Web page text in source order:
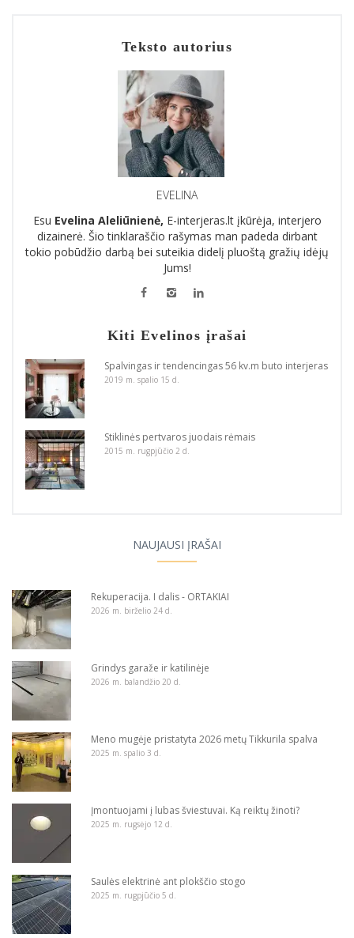
NAUJAUSI ĮRAŠAI
Rekuperacija. I dalis - ORTAKIAI
2026 m. birželio 24 d.
Grindys garaže ir katilinėje
2026 m. balandžio 20 d.
Meno mugėje pristatyta 2026 metų Tikkurila spalva
2025 m. spalio 3 d.
Įmontuojami į lubas šviestuvai. Ką reiktų žinoti?
2025 m. rugsėjo 12 d.
Saulės elektrinė ant plokščio stogo
2025 m. rugpjūčio 5 d.
Teksto autorius
EVELINA
Esu Evelina Aleliūnienė, E-interjeras.lt įkūrėja, interjero
dizainerė. Šio tinklaraščio rašymas man padeda dirbant
tokio pobūdžio darbą bei suteikia didelį pluoštą gražių idėjų
Jums!
Kiti Evelinos įrašai
Spalvingas ir tendencingas 56 kv.m buto interjeras
2019 m. spalio 15 d.
Stiklinės pertvaros juodais rėmais
2015 m. rugpjūčio 2 d.